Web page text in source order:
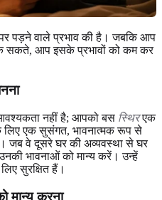
पड़ने वाले प्रभाव की है। जबकि आप
सकते, आप इसके प्रभावों को कम कर
नहीं है; आपको बस स्थिरएक
लिए एक सुसंगत, भावनात्मक रूप से
जब वे दूसरे घर की अव्यवस्था से घर
भावनाओं को मान्य करें। उन्हें
सुरक्षित हैं।
मान्य करना